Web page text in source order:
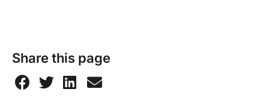
Share this page